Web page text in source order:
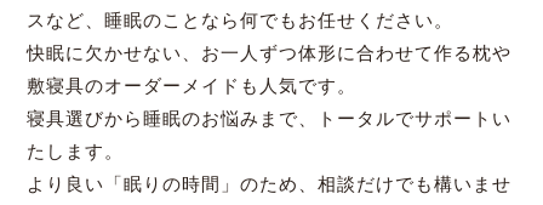
スなど、睡眠のことなら何でもお任せください。
快眠に欠かせない、お一人ずつ体形に合わせて作る枕や
敷寝具のオーダーメイドも人気です。
寝具選びから睡眠のお悩みまで、トータルでサポートい
たします。
より良い「眠りの時間」のため、相談だけでも構いませ